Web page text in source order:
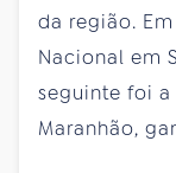
da região.
Nacional em
seguinte foi a
Maranhão,